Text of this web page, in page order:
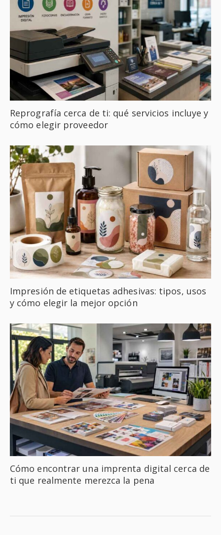
Reprografía cerca de ti: qué servicios incluye y
cómo elegir proveedor
Impresión de etiquetas adhesivas: tipos, usos
y cómo elegir la mejor opción
Cómo encontrar una imprenta digital cerca de
ti que realmente merezca la pena